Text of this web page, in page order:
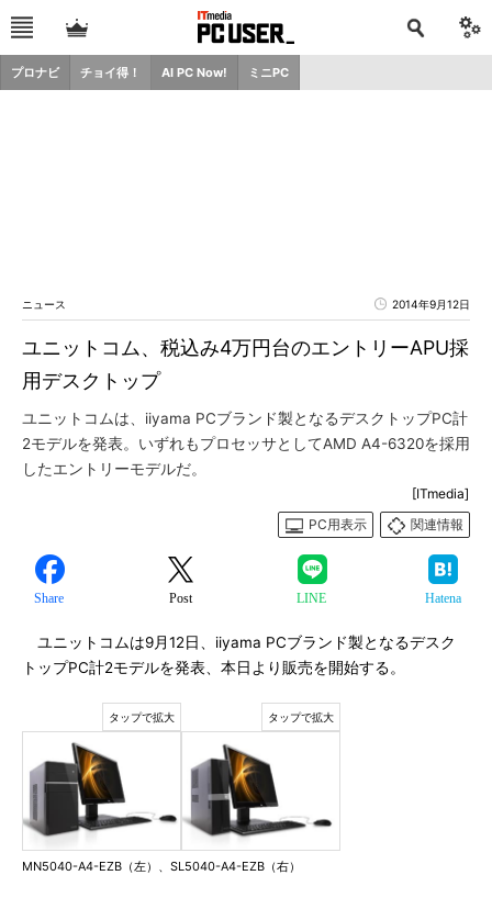
プロナビ チョイ得！ AI PC Now! ミニPC
ニュース 2014年9月12日
ユニットコム、税込み4万円台のエントリーAPU採
用デスクトップ
ユニットコムは、iiyama PCブランド製となるデスクトップPC計
2モデルを発表。いずれもプロセッサとしてAMD A4-6320を採用
したエントリーモデルだ。
[ITmedia]
PC用表示
関連情報
Share Post LINE Hatena
ユニットコムは9月12日、iiyama PCブランド製となるデスク
トップPC計2モデルを発表、本日より販売を開始する。
MN5040-A4-EZB（左）、SL5040-A4-EZB（右）